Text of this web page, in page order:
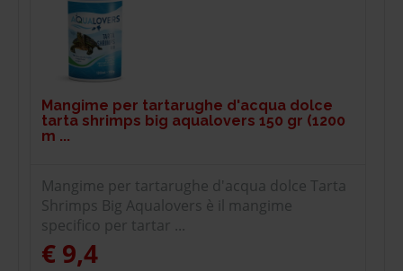
Mangime per tartarughe d'acqua dolce
tarta shrimps big aqualovers 150 gr (1200
m ...
Mangime per tartarughe d'acqua dolce Tarta
Shrimps Big Aqualovers è il mangime
specifico per tartar ...
€ 9,4